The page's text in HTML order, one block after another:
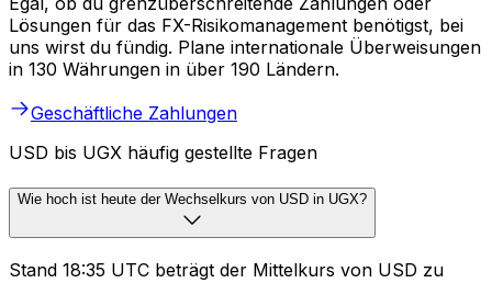
Lösungen für das FX-Risikomanagement benötigst, bei
uns wirst du fündig. Plane internationale Überweisungen
in 130 Währungen in über 190 Ländern.
Geschäftliche Zahlungen
USD bis UGX häufig gestellte Fragen
Wie hoch ist heute der Wechselkurs von USD in UGX?
Stand 18:35 UTC beträgt der Mittelkurs von USD zu